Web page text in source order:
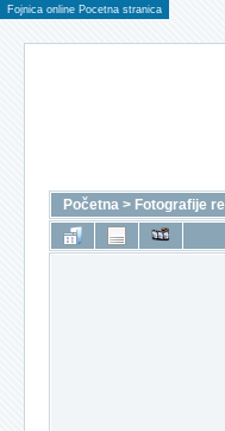
Fojnica online Pocetna stranica
Početna > Fotografije